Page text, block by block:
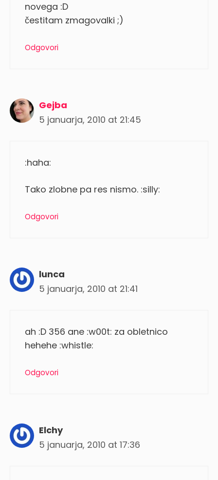
novega :D
čestitam zmagovalki ;)
Odgovori
Gejba
5 januarja, 2010 at 21:45
:haha:
Tako zlobne pa res nismo. :silly:
Odgovori
lunca
5 januarja, 2010 at 21:41
ah :D 356 ane :w00t: za obletnico
hehehe :whistle:
Odgovori
Elchy
5 januarja, 2010 at 17:36